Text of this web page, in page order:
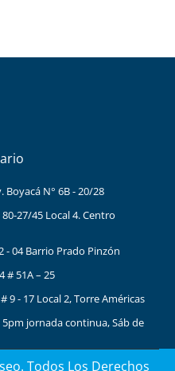
Boyacá N° 6B - 20/28
27/45 Local 4. Centro
- 04 Barrio Prado Pinzón
# 51A – 25
9 - 17 Local 2, Torre Américas
jornada continua, Sáb de
Todos Los Derechos